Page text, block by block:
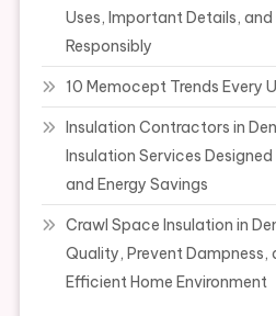
Uses, Important Details,
Responsibly
10 Memocept Trends Every
Insulation Contractors in
Insulation Services
and Energy Savings
Crawl Space Insulation in
Quality, Prevent Dampness,
Efficient Home Environment